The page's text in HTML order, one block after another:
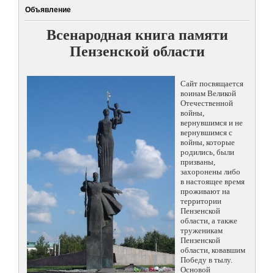
Объявление
Всенародная книга памяти
Пензенской области
Сайт посвящается
воинам Великой
Отечественной
войны,
вернувшимся и не
вернувшимся с
войны, которые
родились, были
призваны,
захоронены либо
в настоящее время
проживают на
территории
Пензенской
области, а также
труженикам
Пензенской
области, ковавшим
Победу в тылу.
Основой